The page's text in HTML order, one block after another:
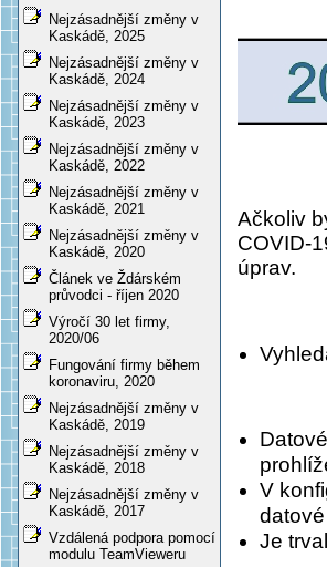
Nejzásadnější změny v
Kaskádě, 2025
Nejzásadnější změny v
Kaskádě, 2024
Nejzásadnější změny v
Kaskádě, 2023
Nejzásadnější změny v
Kaskádě, 2022
Nejzásadnější změny v
Kaskádě, 2021
Nejzásadnější změny v
Kaskádě, 2020
Článek ve Ždárském
průvodci - říjen 2020
Výročí 30 let firmy,
2020/06
Fungování firmy během
koronaviru, 2020
Nejzásadnější změny v
Kaskádě, 2019
Nejzásadnější změny v
Kaskádě, 2018
Nejzásadnější změny v
Kaskádě, 2017
Vzdálená podpora pomocí
modulu TeamVieweru
Ačkoliv
COVID-
úprav.
V
Je